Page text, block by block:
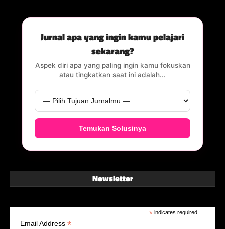
Jurnal apa yang ingin kamu pelajari
sekarang?
Aspek diri apa yang paling ingin kamu fokuskan
atau tingkatkan saat ini adalah...
Temukan Solusinya
Newsletter
* indicates required
Email Address *